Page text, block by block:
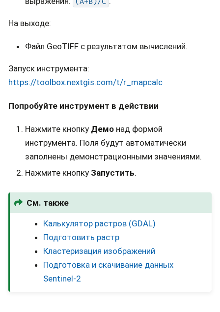
На выходе:
Файл GeoTIFF с результатом вычислений.
Запуск инструмента:
https://toolbox.nextgis.com/t/r_mapcalc
Попробуйте инструмент в действии
Нажмите кнопку Демо над формой
инструмента. Поля будут автоматически
заполнены демонстрационными значениями.
Нажмите кнопку Запустить.
См. также
Калькулятор растров (GDAL)
Подготовить растр
Кластеризация изображений
Подготовка и скачивание данных
Sentinel-2